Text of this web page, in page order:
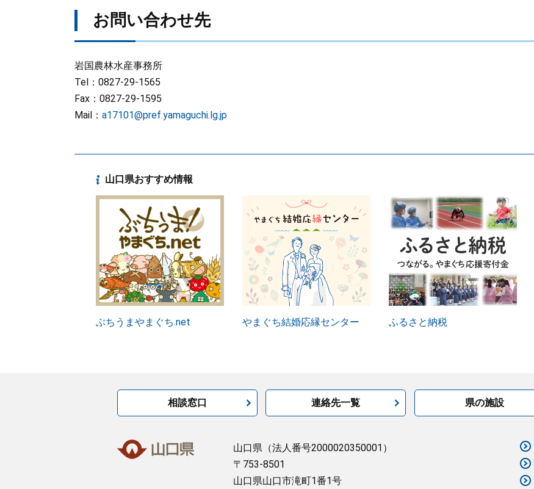
お問い合わせ先
岩国農林水産事務所
Tel：0827-29-1565
Fax：0827-29-1595
Mail： a17101@pref.yamaguchi.lg.jp
山口県おすすめ情報
ぶちうまやまぐち.net やまぐち結婚応縁センター ふるさと納税
相談窓口 連絡先一覧 県の施設
山口県 （法人番号2000020350001）
〒753-8501
山口県山口市滝町1番1号